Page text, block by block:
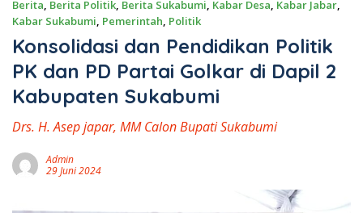
Berita, Berita Politik, Berita Sukabumi, Kabar Desa, Kabar Jabar,
Kabar Sukabumi, Pemerintah, Politik
Konsolidasi dan Pendidikan Politik
PK dan PD Partai Golkar di Dapil 2
Kabupaten Sukabumi
Drs. H. Asep japar, MM Calon Bupati Sukabumi
Admin
29 Juni 2024